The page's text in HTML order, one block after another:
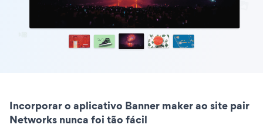
Incorporar o aplicativo Banner maker ao site pair
Networks nunca foi tão fácil